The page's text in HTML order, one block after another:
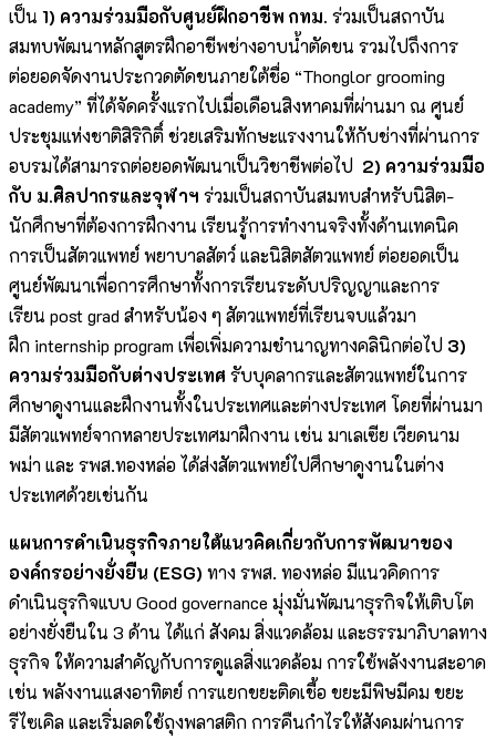
เป็น 1) ความร่วมมือกับศูนย์ฝึกอาชีพ กทม. ร่วมเป็นสถาบัน
สมทบพัฒนาหลักสูตรฝึกอาชีพช่างอาบน้ำตัดขน รวมไปถึงการ
ต่อยอดจัดงานประกวดตัดขนภายใต้ชื่อ “Thonglor grooming
academy” ที่ได้จัดครั้งแรกไปเมื่อเดือนสิงหาคมที่ผ่านมา ณ ศูนย์
ประชุมแห่งชาติสิริกิติ์ ช่วยเสริมทักษะแรงงานให้กับช่างที่ผ่านการ
อบรมได้สามารถต่อยอดพัฒนาเป็นวิชาชีพต่อไป 2) ความร่วมมือ
กับ ม.ศิลปากรและจุฬาฯ ร่วมเป็นสถาบันสมทบสำหรับนิสิต-
นักศึกษาที่ต้องการฝึกงาน เรียนรู้การทำงานจริงทั้งด้านเทคนิค
การเป็นสัตวแพทย์ พยาบาลสัตว์ และนิสิตสัตวแพทย์ ต่อยอดเป็น
ศูนย์พัฒนาเพื่อการศึกษาทั้งการเรียนระดับปริญญาและการ
เรียน post grad สำหรับน้อง ๆ สัตวแพทย์ที่เรียนจบแล้วมา
ฝึก internship program เพื่อเพิ่มความชำนาญทางคลินิกต่อไป 3)
ความร่วมมือกับต่างประเทศ รับบุคลากรและสัตวแพทย์ในการ
ศึกษาดูงานและฝึกงานทั้งในประเทศและต่างประเทศ โดยที่ผ่านมา
มีสัตวแพทย์จากหลายประเทศมาฝึกงาน เช่น มาเลเซีย เวียดนาม
พม่า และ รพส.ทองหล่อ ได้ส่งสัตวแพทย์ไปศึกษาดูงานในต่าง
ประเทศด้วยเช่นกัน
แผนการดำเนินธุรกิจภายใต้แนวคิดเกี่ยวกับการพัฒนาของ
องค์กรอย่างยั่งยืน (ESG) ทาง รพส. ทองหล่อ มีแนวคิดการ
ดำเนินธุรกิจแบบ Good governance มุ่งมั่นพัฒนาธุรกิจให้เติบโต
อย่างยั่งยืนใน 3 ด้าน ได้แก่ สังคม สิ่งแวดล้อม และธรรมาภิบาลทาง
ธุรกิจ ให้ความสำคัญกับการดูแลสิ่งแวดล้อม การใช้พลังงานสะอาด
เช่น พลังงานแสงอาทิตย์ การแยกขยะติดเชื้อ ขยะมีพิษมีคม ขยะ
รีไซเคิล และเริ่มลดใช้ถุงพลาสติก การคืนกำไรให้สังคมผ่านการ